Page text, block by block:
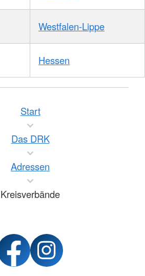
Westfalen-Lippe
Hessen
Start
Das DRK
Adressen
Kreisverbände